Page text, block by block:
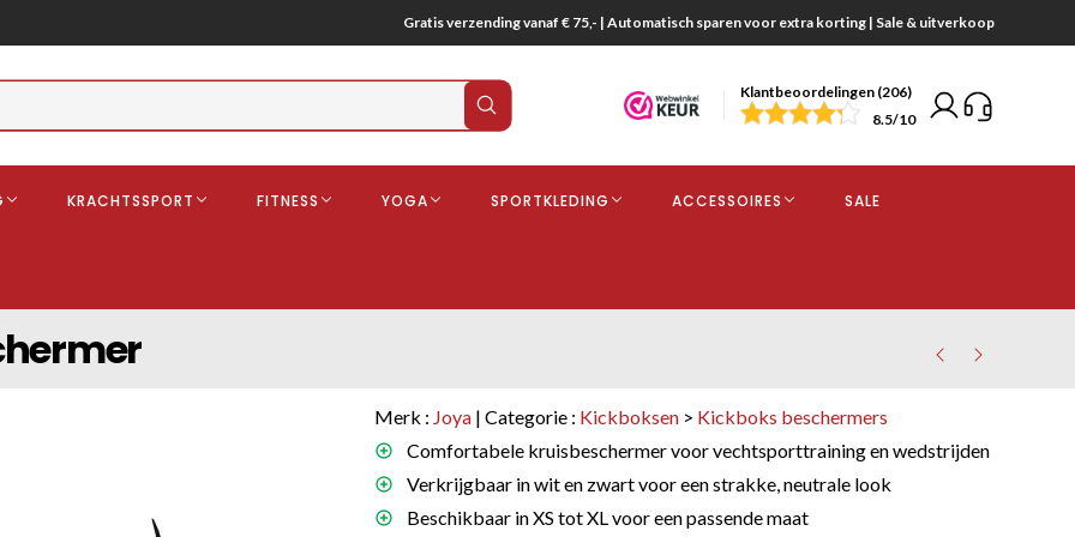
Gratis verzending vanaf € 75,- | Automatisch sparen voor extra korting | Sale & uitverkoop
Klantbeoordelingen (206)
8.5/10
KRACHTSSPORT FITNESS YOGA SPORTKLEDING ACCESSOIRES SALE
Merk : Joya | Categorie : Kickboksen > Kickboks beschermers
Comfortabele kruisbeschermer voor vechtsporttraining en wedstrijden
Verkrijgbaar in wit en zwart voor een strakke, neutrale look
Beschikbaar in XS tot XL voor een passende maat